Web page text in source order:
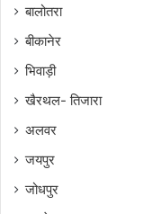
बालोतरा
बीकानेर
भिवाड़ी
खैरथल- तिजारा
अलवर
जयपुर
जोधपुर